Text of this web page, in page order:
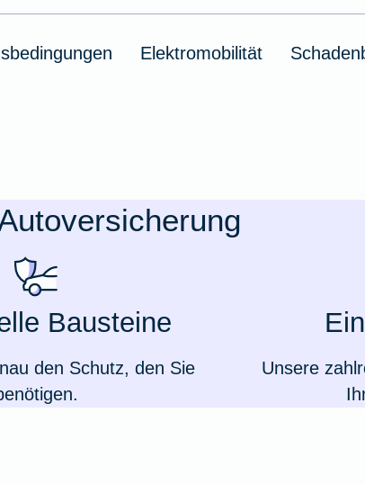
Elektromobilität
Bausteine
den Schutz, den Sie
Unsere